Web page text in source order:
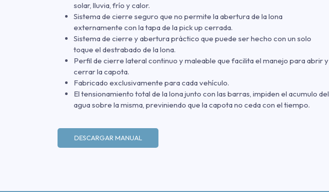
solar, lluvia, frío y calor.
Sistema de cierre seguro que no permite la abertura de la lona
externamente con la tapa de la pick up cerrada.
Sistema de cierre y abertura práctico que puede ser hecho con un solo
toque el destrabado de la lona.
Perfil de cierre lateral continuo y maleable que facilita el manejo para abrir y
cerrar la capota.
Fabricado exclusivamente para cada vehículo.
El tensionamiento total de la lona junto con las barras, impiden el acumulo del
agua sobre la misma, previniendo que la capota no ceda con el tiempo.
DESCARGAR MANUAL